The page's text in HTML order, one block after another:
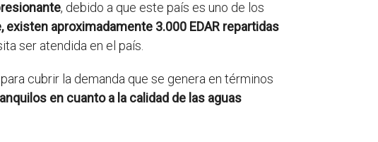
, debido a que este país es uno de los
existen aproximadamente 3.000 EDAR repartidas
ser atendida en el país.
cubrir la demanda que se genera en términos
en cuanto a la calidad de las aguas